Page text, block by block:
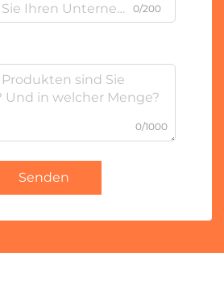
0/200
0/1000
Senden